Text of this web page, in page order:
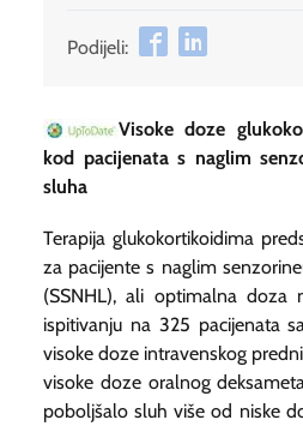
Podijeli:
Visoke doze
kod pacijenata s naglim
sluha
Terapija glukokortikoidima
za pacijente s naglim
(SSNHL), ali optimalna doza
ispitivanju na 325 pacijenata
visoke doze intravenskog
visoke doze oralnog
poboljšalo sluh više od niske